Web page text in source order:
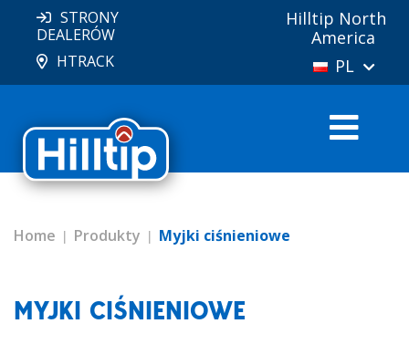
STRONY
DEALERÓW
HTRACK
Hilltip North
America
PL
Home Produkty Myjki ciśnieniowe
MYJKI CIŚNIENIOWE